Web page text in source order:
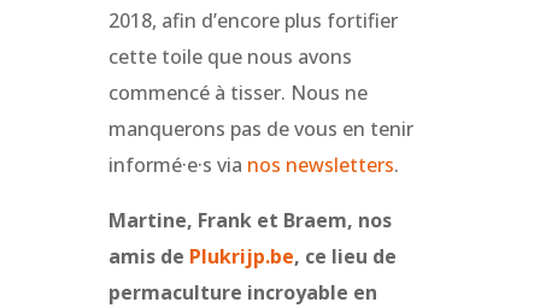
2018, afin d’encore plus fortifier
cette toile que nous avons
commencé à tisser. Nous ne
manquerons pas de vous en tenir
informé·e·s via nos newsletters.
Martine, Frank et Braem, nos
amis de Plukrijp.be, ce lieu de
permaculture incroyable en